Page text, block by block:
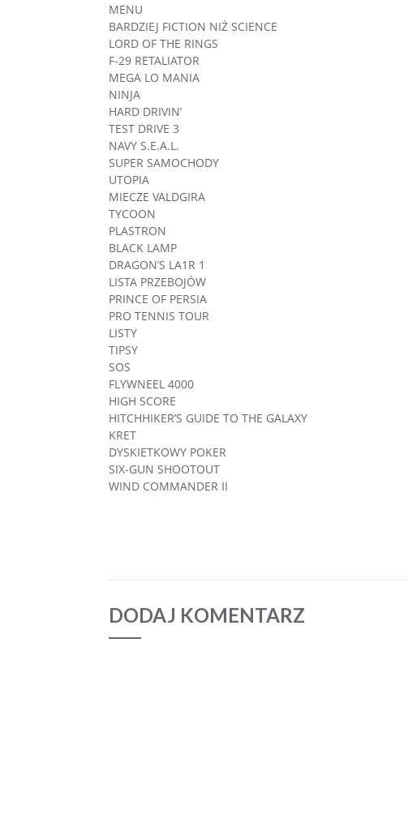
MENU
BARDZIEJ FICTION NIŻ SCIENCE
LORD OF THE RINGS
F-29 RETALIATOR
MEGA LO MANIA
NINJA
HARD DRIVIN’
TEST DRIVE 3
NAVY S.E.A.L.
SUPER SAMOCHODY
UTOPIA
MIECZE VALDGIRA
TYCOON
PLASTRON
BLACK LAMP
DRAGON’S LA1R 1
LISTA PRZEBOJÓW
PRINCE OF PERSIA
PRO TENNIS TOUR
LISTY
TIPSY
SOS
FLYWNEEL 4000
HIGH SCORE
HITCHHIKER’S GUIDE TO THE GALAXY
KRET
DYSKIETKOWY POKER
SIX-GUN SHOOTOUT
WIND COMMANDER II
DODAJ KOMENTARZ